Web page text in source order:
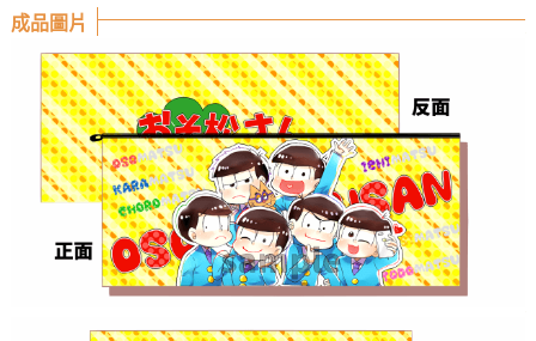
成品圖片